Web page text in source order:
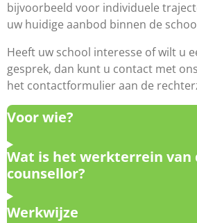
bijvoorbeeld voor individuele
uw huidige aanbod binnen de
Heeft uw school interesse of wilt u
gesprek, dan kunt u contact met
het contactformulier aan de
Voor wie?
Wat is het werkterrein van
counsellor?
Werkwijze